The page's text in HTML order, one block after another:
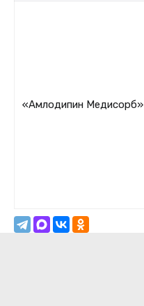
«Амлодипин Медисорб»